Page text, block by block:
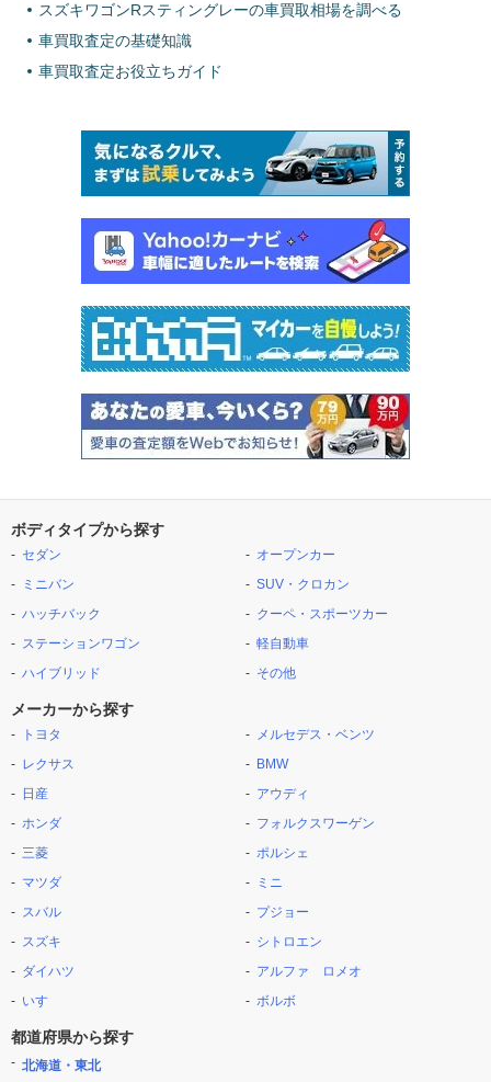
スズキワゴンRスティングレーの車買取相場を調べる
車買取査定の基礎知識
車買取査定お役立ちガイド
ボディタイプから探す
セダン
ミニバン
ハッチバック
ステーションワゴン
ハイブリッド
オープンカー
SUV・クロカン
クーペ・スポーツカー
軽自動車
その他
メーカーから探す
トヨタ
レクサス
日産
ホンダ
三菱
マツダ
スバル
スズキ
ダイハツ
いすゞ
メルセデス・ベンツ
BMW
アウディ
フォルクスワーゲン
ポルシェ
ミニ
プジョー
シトロエン
アルファ ロメオ
ボルボ
都道府県から探す
北海道・東北